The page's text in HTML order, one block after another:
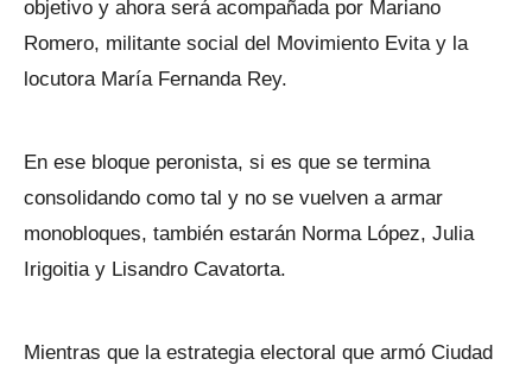
objetivo y ahora será acompañada por Mariano
Romero, militante social del Movimiento Evita y la
locutora María Fernanda Rey.
En ese bloque peronista, si es que se termina
consolidando como tal y no se vuelven a armar
monobloques, también estarán Norma López, Julia
Irigoitia y Lisandro Cavatorta.
Mientras que la estrategia electoral que armó Ciudad